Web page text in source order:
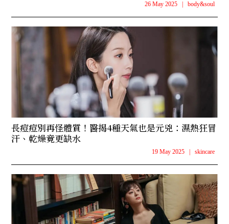
26 May 2025 body&soul
長痘痘別再怪體質！醫揭4種天氣也是元兇：濕熱狂冒
汗、乾燥竟更缺水
19 May 2025 skincare